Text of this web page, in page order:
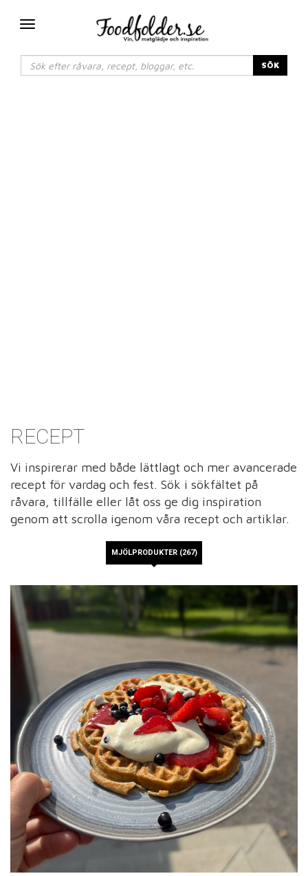
Växla
SÖK
RECEPT
Vi inspirerar med både lättlagt och mer avancerade
recept för vardag och fest. Sök i sökfältet på
råvara, tillfälle eller låt oss ge dig inspiration
genom att scrolla igenom våra recept och artiklar.
MJÖLPRODUKTER (267)